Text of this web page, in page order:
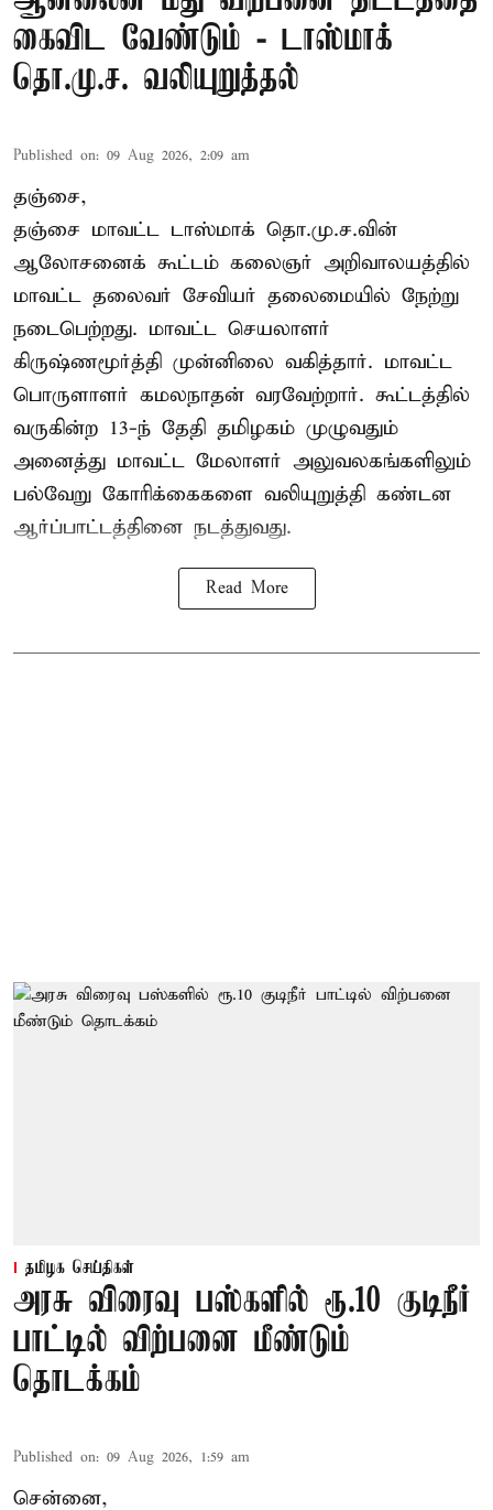
கைவிட வேண்டும் - டாஸ்மாக்
தொ.மு.ச. வலியுறுத்தல்
Published on: 09 Aug 2026, 2:09 am
தஞ்சை,
தஞ்சை மாவட்ட டாஸ்மாக் தொ.மு.ச.வின்
ஆலோசனைக் கூட்டம் கலைஞர் அறிவாலயத்தில்
மாவட்ட தலைவர் சேவியர் தலைமையில் நேற்று
நடைபெற்றது. மாவட்ட செயலாளர்
கிருஷ்ணமூர்த்தி முன்னிலை வகித்தார். மாவட்ட
பொருளாளர் கமலநாதன் வரவேற்றார். கூட்டத்தில்
வருகின்ற 13-ந் தேதி தமிழகம் முழுவதும்
அனைத்து மாவட்ட மேலாளர் அலுவலகங்களிலும்
பல்வேறு கோரிக்கைகளை வலியுறுத்தி கண்டன
ஆர்ப்பாட்டத்தினை நடத்துவது.
Read More
தமிழக செய்திகள்
அரசு விரைவு பஸ்களில் ரூ.10 குடிநீர்
பாட்டில் விற்பனை மீண்டும்
தொடக்கம்
Published on: 09 Aug 2026, 1:59 am
சென்னை,